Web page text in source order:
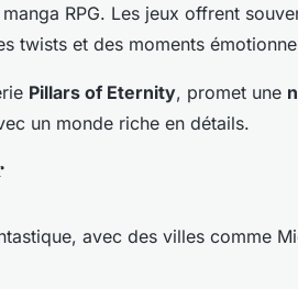
RPG. Les jeux offrent
twists et des moments
Pillars of Eternity, promet une
un monde riche en détails.
avec des villes comme